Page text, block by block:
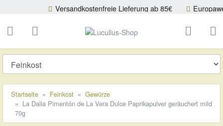
Versandkostenfreie Lieferung ab 85€ Europaweiter Versand
schließen
Suche
Startseite Feinkost
Gewürze
La Dalia Pimentón de La Vera Dulce Paprikapulver geräuchert mild
70g